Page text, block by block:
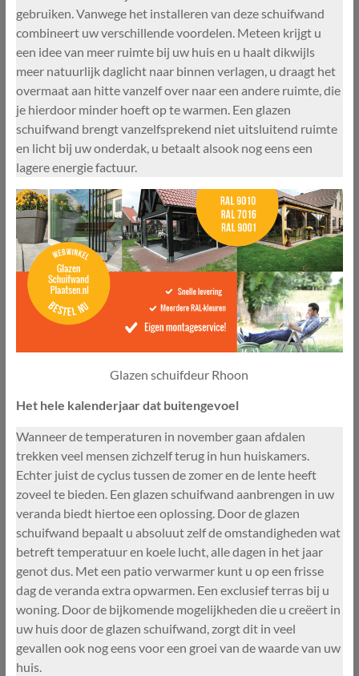
gebruiken. Vanwege het installeren van deze schuifwand
combineert uw verschillende voordelen. Meteen krijgt u
een idee van meer ruimte bij uw huis en u haalt dikwijls
meer natuurlijk daglicht naar binnen verlagen, u draagt het
overmaat aan hitte vanzelf over naar een andere ruimte, die
je hierdoor minder hoeft op te warmen. Een glazen
schuifwand brengt vanzelfsprekend niet uitsluitend ruimte
en licht bij uw onderdak, u betaalt alsook nog eens een
lagere energie factuur.
Glazen schuifdeur Rhoon
Het hele kalenderjaar dat buitengevoel
Wanneer de temperaturen in november gaan afdalen
trekken veel mensen zichzelf terug in hun huiskamers.
Echter juist de cyclus tussen de zomer en de lente heeft
zoveel te bieden. Een glazen schuifwand aanbrengen in uw
veranda biedt hiertoe een oplossing. Door de glazen
schuifwand bepaalt u absoluut zelf de omstandigheden wat
betreft temperatuur en koele lucht, alle dagen in het jaar
genot dus. Met een patio verwarmer kunt u op een frisse
dag de veranda extra opwarmen. Een exclusief terras bij u
woning. Door de bijkomende mogelijkheden die u creëert in
uw huis door de glazen schuifwand, zorgt dit in veel
gevallen ook nog eens voor een groei van de waarde van uw
huis.